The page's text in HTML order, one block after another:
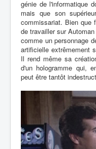
génie de l'informatique
mais que son
commissariat. Bien que
de travailler sur
comme un personnage
artificielle extrêmement
Il rend même sa
d'un hologramme qui,
peut être tantôt